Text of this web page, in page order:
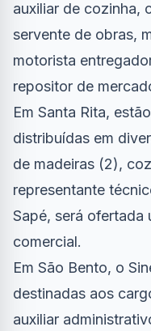
auxiliar de cozinha,
servente de obras,
motorista
repositor de
Em Santa Rita,
distribuídas em
de madeiras (2),
representante
Sapé, será ofertada
comercial.
Em São Bento, o
destinadas aos
auxiliar